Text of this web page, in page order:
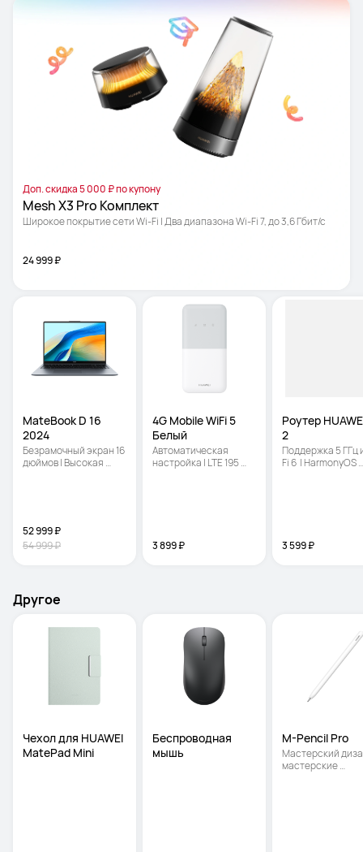
Доп. скидка 5 000 ₽ по купону
Mesh X3 Pro Комплект
Широкое покрытие сети Wi-Fi | Два диапазона Wi-Fi 7, до 3,6 Гбит/с
24 999 ₽
MateBook D 16
2024
Безрамочный экран 16
дюймов | Высокая
52 999 ₽
54 999 ₽
4G Mobile WiFi 5
Белый
Автоматическая
настройка | LTE 195
3 899 ₽
Роутер
2
Поддержка 5 ГГц
Fi 6  | HarmonyOS
3 599 ₽
Другое
Чехол для HUAWEI
MatePad Mini
Беспроводная
мышь
M-Pencil Pro
Мастерский
мастерские